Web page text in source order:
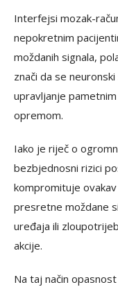
Interfejsi mozak-
nepokretnim
moždanih signala,
znači da se
upravljanje
opremom.
Iako je riječ o
bezbjednosni rizici
kompromituje
presretne moždane
uređaja ili
akcije.
Na taj način